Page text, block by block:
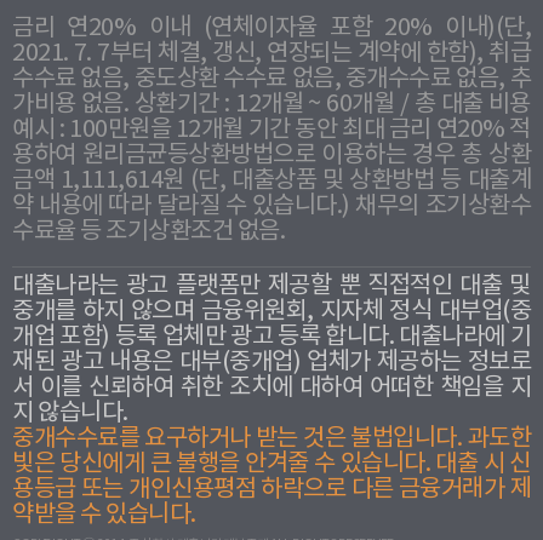
금리 연20% 이내 (연체이자율 포함 20% 이내)(단,
2021. 7. 7부터 체결, 갱신, 연장되는 계약에 한함), 취급
수수료 없음, 중도상환 수수료 없음, 중개수수료 없음, 추
가비용 없음. 상환기간 : 12개월 ~ 60개월 / 총 대출 비용
예시 : 100만원을 12개월 기간 동안 최대 금리 연20% 적
용하여 원리금균등상환방법으로 이용하는 경우 총 상환
금액 1,111,614원 (단, 대출상품 및 상환방법 등 대출계
약 내용에 따라 달라질 수 있습니다.) 채무의 조기상환수
수료율 등 조기상환조건 없음.
대출나라는 광고 플랫폼만 제공할 뿐 직접적인 대출 및
중개를 하지 않으며 금융위원회, 지자체 정식 대부업(중
개업 포함) 등록 업체만 광고 등록 합니다. 대출나라에 기
재된 광고 내용은 대부(중개업) 업체가 제공하는 정보로
서 이를 신뢰하여 취한 조치에 대하여 어떠한 책임을 지
지 않습니다.
중개수수료를 요구하거나 받는 것은 불법입니다. 과도한
빛은 당신에게 큰 불행을 안겨줄 수 있습니다. 대출 시 신
용등급 또는 개인신용평점 하락으로 다른 금융거래가 제
약받을 수 있습니다.